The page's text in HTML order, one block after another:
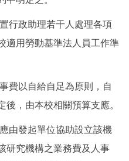
行政助理若干人處理各項
適用勞動基準法人員工作準
費以自給自足為原則，自
，由本校相關預算支應。
由發起單位協助設立該機
研究機構之業務費及人事